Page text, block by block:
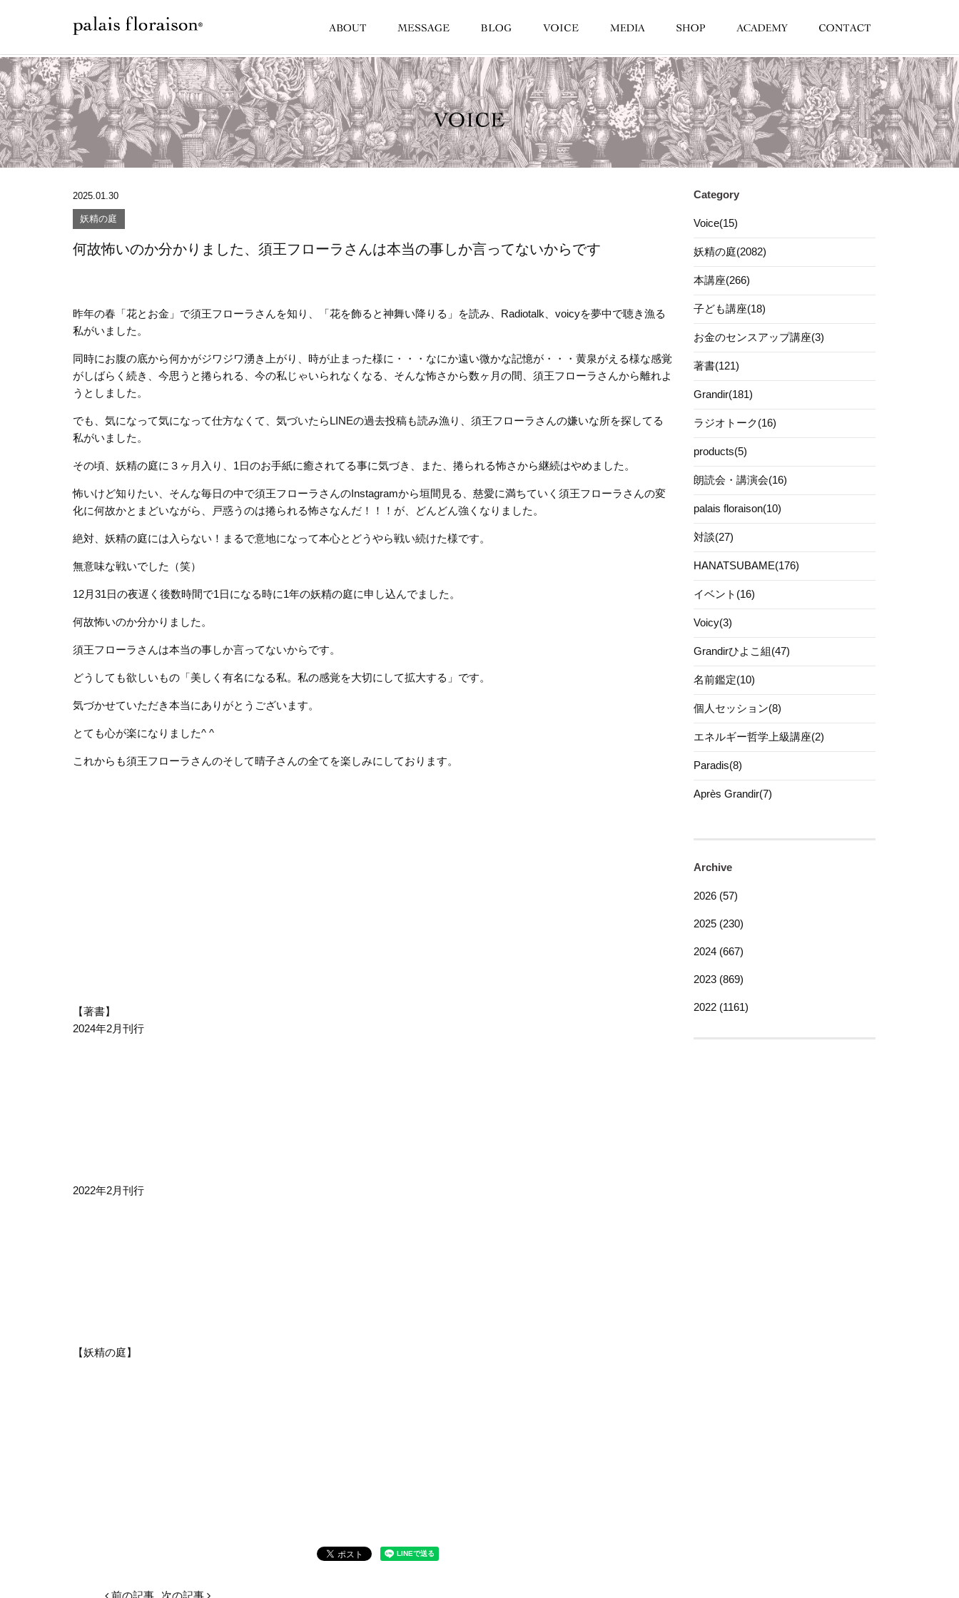
2025.01.30
妖精の庭
何故怖いのか分かりました、須王フローラさんは本当の事しか言ってないからです
昨年の春「花とお金」で須王フローラさんを知り、「花を飾ると神舞い降りる」を読み、Radiotalk、voicyを夢中で聴き漁る
私がいました。
同時にお腹の底から何かがジワジワ湧き上がり、時が止まった様に・・・なにか遠い微かな記憶が・・・黄泉がえる様な感覚
がしばらく続き、今思うと捲られる、今の私じゃいられなくなる、そんな怖さから数ヶ月の間、須王フローラさんから離れよ
うとしました。
でも、気になって気になって仕方なくて、気づいたらLINEの過去投稿も読み漁り、須王フローラさんの嫌いな所を探してる
私がいました。
その頃、妖精の庭に３ヶ月入り、1日のお手紙に癒されてる事に気づき、また、捲られる怖さから継続はやめました。
怖いけど知りたい、そんな毎日の中で須王フローラさんのInstagramから垣間見る、慈愛に満ちていく須王フローラさんの変
化に何故かとまどいながら、戸惑うのは捲られる怖さなんだ！！！が、どんどん強くなりました。
絶対、妖精の庭には入らない！まるで意地になって本心とどうやら戦い続けた様です。
無意味な戦いでした（笑）
12月31日の夜遅く後数時間で1日になる時に1年の妖精の庭に申し込んでました。
何故怖いのか分かりました。
須王フローラさんは本当の事しか言ってないからです。
どうしても欲しいもの「美しく有名になる私。私の感覚を大切にして拡大する」です。
気づかせていただき本当にありがとうございます。
とても心が楽になりました^ ^
これからも須王フローラさんのそして晴子さんの全てを楽しみにしております。
【著書】
2024年2月刊行
2022年2月刊行
【妖精の庭】
前の記事 次の記事
Category
Voice(15)
妖精の庭(2082)
本講座(266)
子ども講座(18)
お金のセンスアップ講座(3)
著書(121)
Grandir(181)
ラジオトーク(16)
products(5)
朗読会・講演会(16)
palais floraison(10)
対談(27)
HANATSUBAME(176)
イベント(16)
Voicy(3)
Grandirひよこ組(47)
名前鑑定(10)
個人セッション(8)
エネルギー哲学上級講座(2)
Paradis(8)
Après Grandir(7)
Archive
2026 (57)
2025 (230)
2024 (667)
2023 (869)
2022 (1161)